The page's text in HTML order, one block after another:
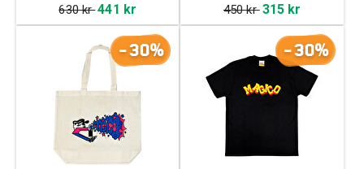
630 kr441 kr 450 kr315 kr
-30% -30%